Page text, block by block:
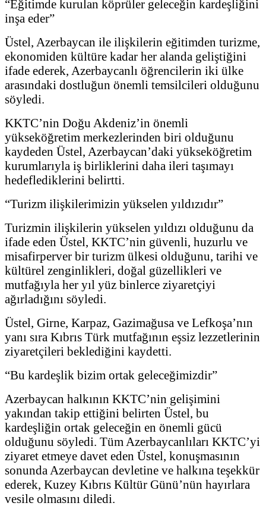
“Eğitimde kurulan köprüler geleceğin kardeşliğini
inşa eder”
Üstel, Azerbaycan ile ilişkilerin eğitimden turizme,
ekonomiden kültüre kadar her alanda geliştiğini
ifade ederek, Azerbaycanlı öğrencilerin iki ülke
arasındaki dostluğun önemli temsilcileri olduğunu
söyledi.
KKTC’nin Doğu Akdeniz’in önemli
yükseköğretim merkezlerinden biri olduğunu
kaydeden Üstel, Azerbaycan’daki yükseköğretim
kurumlarıyla iş birliklerini daha ileri taşımayı
hedeflediklerini belirtti.
“Turizm ilişkilerimizin yükselen yıldızıdır”
Turizmin ilişkilerin yükselen yıldızı olduğunu da
ifade eden Üstel, KKTC’nin güvenli, huzurlu ve
misafirperver bir turizm ülkesi olduğunu, tarihi ve
kültürel zenginlikleri, doğal güzellikleri ve
mutfağıyla her yıl yüz binlerce ziyaretçiyi
ağırladığını söyledi.
Üstel, Girne, Karpaz, Gazimağusa ve Lefkoşa’nın
yanı sıra Kıbrıs Türk mutfağının eşsiz lezzetlerinin
ziyaretçileri beklediğini kaydetti.
“Bu kardeşlik bizim ortak geleceğimizdir”
Azerbaycan halkının KKTC’nin gelişimini
yakından takip ettiğini belirten Üstel, bu
kardeşliğin ortak geleceğin en önemli gücü
olduğunu söyledi. Tüm Azerbaycanlıları KKTC’yi
ziyaret etmeye davet eden Üstel, konuşmasının
sonunda Azerbaycan devletine ve halkına teşekkür
ederek, Kuzey Kıbrıs Kültür Günü’nün hayırlara
vesile olmasını diledi.